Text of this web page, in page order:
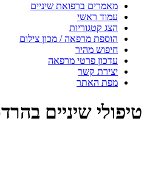
מאמרים ברפואת שיניים
עמוד ראשי
הצג קטגוריות
הוספת מרפאה / מכון צילום
חיפוש מהיר
עדכון פרטי מרפאה
יצירת קשר
מפת האתר
טיפולי שיניים